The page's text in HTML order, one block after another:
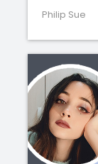
Philip Sue